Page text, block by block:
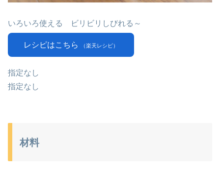
いろいろ使える ビリビリしびれる～
レシピはこちら （楽天レシピ）
指定なし
指定なし
材料